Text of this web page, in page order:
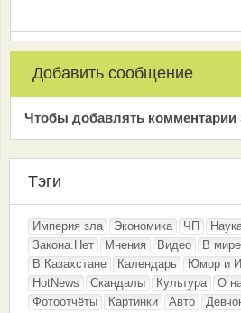
Добавить сообщение
Чтобы добавлять комментарии
Тэги
Империя зла Экономика ЧП
Закона.Нет
Мнения Видео В мире
В Казахстане
Календарь Юмор и
HotNews
Скандалы Культура О
Фотоотчёты
Картинки Авто